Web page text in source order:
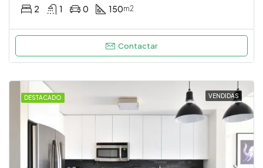
2 1 0 150m2
Contactar
DESTACADO VENDIDAS